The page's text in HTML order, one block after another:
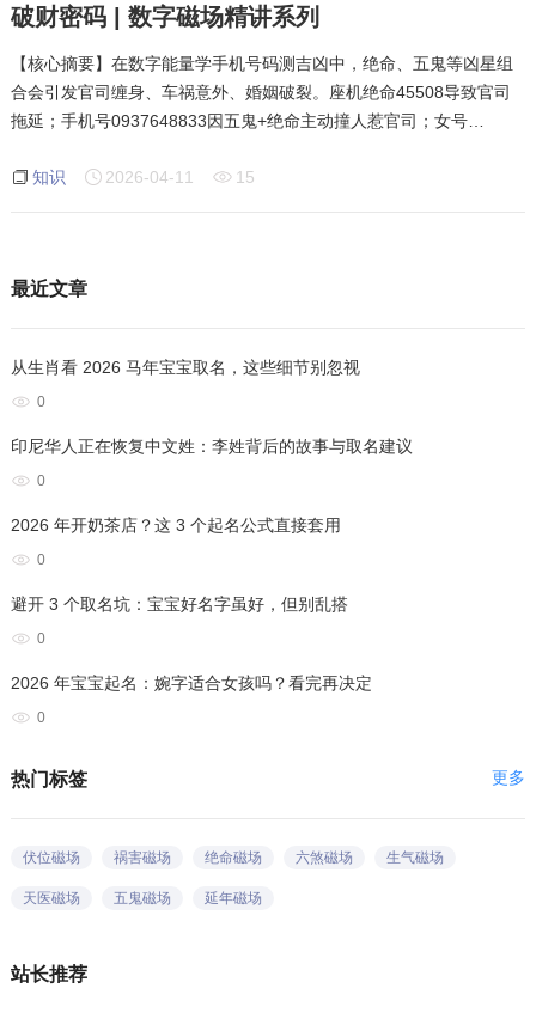
破财密码 | 数字磁场精讲系列
【核心摘要】在数字能量学手机号码测吉凶中，绝命、五鬼等凶星组
合会引发官司缠身、车祸意外、婚姻破裂。座机绝命45508导致官司
拖延；手机号0937648833因五鬼+绝命主动撞人惹官司；女号
灾。本文基于其利会多年实战案例，深度解析
知识 2026-04-11 15
最近文章
从生肖看 2026 马年宝宝取名，这些细节别忽视
0
印尼华人正在恢复中文姓：李姓背后的故事与取名建议
0
2026 年开奶茶店？这 3 个起名公式直接套用
0
避开 3 个取名坑：宝宝好名字虽好，但别乱搭
0
2026 年宝宝起名：婉字适合女孩吗？看完再决定
0
更多
热门标签
伏位磁场 祸害磁场 绝命磁场 六煞磁场 生气磁场
天医磁场 五鬼磁场 延年磁场
站长推荐